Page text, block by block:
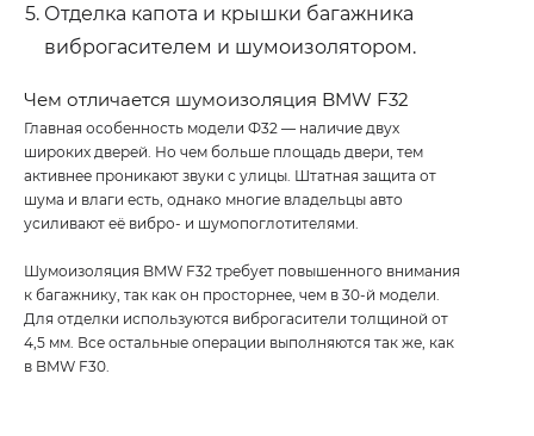
Отделка капота и крышки багажника
виброгасителем и шумоизолятором.
Чем отличается шумоизоляция BMW F32
Главная особенность модели Ф32 — наличие двух
широких дверей. Но чем больше площадь двери, тем
активнее проникают звуки с улицы. Штатная защита от
шума и влаги есть, однако многие владельцы авто
усиливают её вибро- и шумопоглотителями.
Шумоизоляция BMW F32 требует повышенного внимания
к багажнику, так как он просторнее, чем в 30-й модели.
Для отделки используются виброгасители толщиной от
4,5 мм. Все остальные операции выполняются так же, как
в BMW F30.